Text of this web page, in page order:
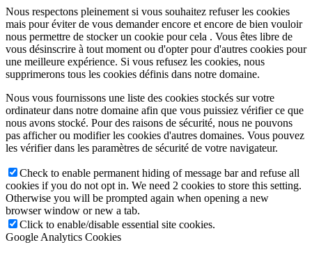
Nous respectons pleinement si vous souhaitez refuser les cookies
mais pour éviter de vous demander encore et encore de bien vouloir
nous permettre de stocker un cookie pour cela . Vous êtes libre de
vous désinscrire à tout moment ou d'opter pour d'autres cookies pour
une meilleure expérience. Si vous refusez les cookies, nous
supprimerons tous les cookies définis dans notre domaine.
Nous vous fournissons une liste des cookies stockés sur votre
ordinateur dans notre domaine afin que vous puissiez vérifier ce que
nous avons stocké. Pour des raisons de sécurité, nous ne pouvons
pas afficher ou modifier les cookies d'autres domaines. Vous pouvez
les vérifier dans les paramètres de sécurité de votre navigateur.
Check to enable permanent hiding of message bar and refuse all
cookies if you do not opt in. We need 2 cookies to store this setting.
Otherwise you will be prompted again when opening a new
browser window or new a tab.
Click to enable/disable essential site cookies.
Google Analytics Cookies